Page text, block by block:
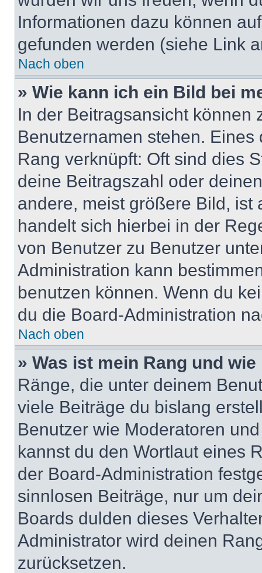
Informationen dazu können
gefunden werden (siehe Link
Nach oben
» Wie kann ich ein Bild bei
In der Beitragsansicht können
Benutzernamen stehen.
Rang verknüpft: Oft sind dies
deine Beitragszahl oder
andere, meist größere Bild, ist
handelt sich hierbei in der
von Benutzer zu Benutzer
Administration kann
benutzen können. Wenn du
du die Board-Administration
Nach oben
» Was ist mein Rang und
Ränge, die unter deinem
viele Beiträge du bislang
Benutzer wie Moderatoren
kannst du den Wortlaut eines
der Board-Administration
sinnlosen Beiträge, nur um
Boards dulden dieses
Administrator wird deinen
zurücksetzen.